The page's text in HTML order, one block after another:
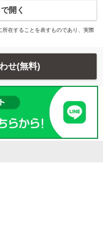
開く
在することを表すものであり、実際
せ(無料)